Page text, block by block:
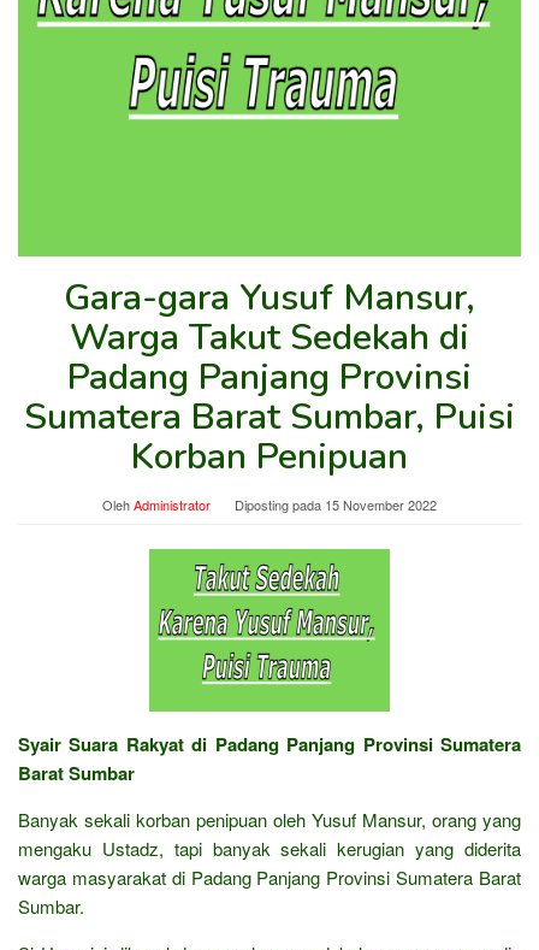
Gara-gara Yusuf Mansur,
Warga Takut Sedekah di
Padang Panjang Provinsi
Sumatera Barat Sumbar, Puisi
Korban Penipuan
OlehAdministrator Diposting pada 15 November 2022
Syair Suara Rakyat di Padang Panjang Provinsi Sumatera
Barat Sumbar
Banyak sekali korban penipuan oleh Yusuf Mansur, orang yang
mengaku Ustadz, tapi banyak sekali kerugian yang diderita
warga masyarakat di Padang Panjang Provinsi Sumatera Barat
Sumbar.